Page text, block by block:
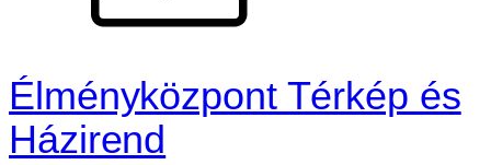
Élményközpont Térkép és
Házirend